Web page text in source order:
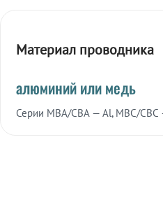
Материал проводника
алюминий или медь
Серии МВА/СВА — Al, МВС/СВС